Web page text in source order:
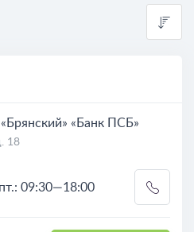
«Банк ПСБ»
18
09:30—18:00